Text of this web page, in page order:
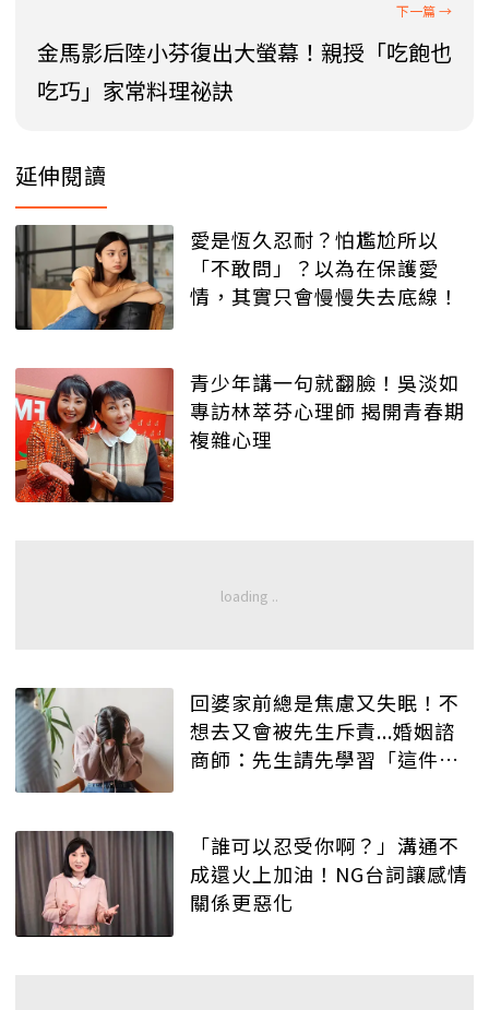
金馬影后陸小芬復出大螢幕！親授「吃飽也
吃巧」家常料理祕訣
延伸閱讀
愛是恆久忍耐？怕尷尬所以
「不敢問」？以為在保護愛
情，其實只會慢慢失去底線！
青少年講一句就翻臉！吳淡如
專訪林萃芬心理師 揭開青春期
複雜心理
回婆家前總是焦慮又失眠！不
想去又會被先生斥責...婚姻諮
商師：先生請先學習「這件
「誰可以忍受你啊？」溝通不
成還火上加油！NG台詞讓感情
關係更惡化